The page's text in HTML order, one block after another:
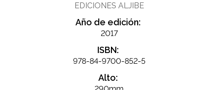
EDICIONES ALJIBE
Año de edición:
2017
ISBN:
978-84-9700-852-5
Alto: